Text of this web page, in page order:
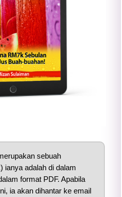
sebuah
ianya adalah di dalam
format PDF. Apabila
ia akan dihantar ke email